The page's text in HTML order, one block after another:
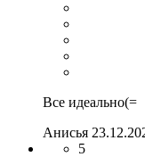
Все идеально(=
Анисья
5